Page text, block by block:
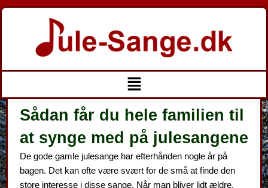
Gå
Menu
Sådan får du hele familien til
at synge med på julesangene
De gode gamle julesange har efterhånden nogle år på
bagen. Det kan ofte være svært for de små at finde den
store interesse i disse sange. Når man bliver lidt ældre,